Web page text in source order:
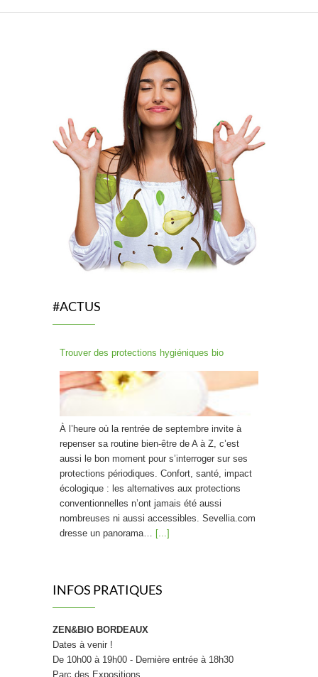
#ACTUS
Trouver des protections hygiéniques bio
À l’heure où la rentrée de septembre invite à
repenser sa routine bien-être de A à Z, c’est
aussi le bon moment pour s’interroger sur ses
protections périodiques. Confort, santé, impact
écologique : les alternatives aux protections
conventionnelles n’ont jamais été aussi
nombreuses ni aussi accessibles. Sevellia.com
dresse un panorama… [...]
Craquer pour un bonbon sans culpabiliser, et
donner à ses enfants le goût du sain plutôt que
INFOS PRATIQUES
ZEN&BIO BORDEAUX
Dates à venir !
De 10h00 à 19h00 - Dernière entrée à 18h30
Parc des Expositions